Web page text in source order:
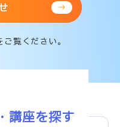
ご覧ください。
講座を探す